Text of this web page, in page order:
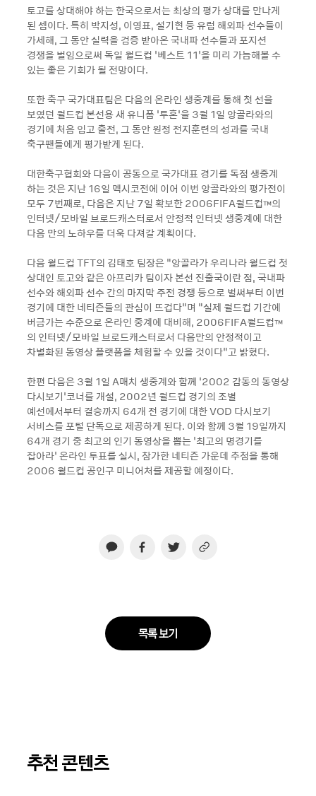
토고를 상대해야 하는 한국으로서는 최상의 평가 상대를 만나게
된 셈이다. 특히 박지성, 이영표, 설기현 등 유럽 해외파 선수들이
가세해, 그 동안 실력을 검증 받아온 국내파 선수들과 포지션
경쟁을 벌임으로써 독일 월드컵 ‘베스트 11’을 미리 가늠해볼 수
있는 좋은 기회가 될 전망이다.
또한 축구 국가대표팀은 다음의 온라인 생중계를 통해 첫 선을
보였던 월드컵 본선용 새 유니폼 ‘투혼’을 3월 1일 앙골라와의
경기에 처음 입고 출전, 그 동안 원정 전지훈련의 성과를 국내
축구팬들에게 평가받게 된다.
대한축구협회와 다음이 공동으로 국가대표 경기를 독점 생중계
하는 것은 지난 16일 멕시코전에 이어 이번 앙골라와의 평가전이
모두 7번째로, 다음은 지난 7일 확보한 2006FIFA월드컵™의
인터넷/모바일 브로드캐스터로서 안정적 인터넷 생중계에 대한
다음 만의 노하우를 더욱 다져갈 계획이다.
다음 월드컵 TFT의 김태호 팀장은 “앙골라가 우리나라 월드컵 첫
상대인 토고와 같은 아프리카 팀이자 본선 진출국이란 점, 국내파
선수와 해외파 선수 간의 마지막 주전 경쟁 등으로 벌써부터 이번
경기에 대한 네티즌들의 관심이 뜨겁다”며 “실제 월드컵 기간에
버금가는 수준으로 온라인 중계에 대비해, 2006FIFA월드컵™
의 인터넷/모바일 브로드캐스터로서 다음만의 안정적이고
차별화된 동영상 플랫폼을 체험할 수 있을 것이다”고 밝혔다.
한편 다음은 3월 1일 A매치 생중계와 함께 ‘2002 감동의 동영상
다시보기’코너를 개설, 2002년 월드컵 경기의 조별
예선에서부터 결승까지 64개 전 경기에 대한 VOD 다시보기
서비스를 포털 단독으로 제공하게 된다. 이와 함께 3월 19일까지
64개 경기 중 최고의 인기 동영상을 뽑는 ‘최고의 명경기를
잡아라’ 온라인 투표를 실시, 참가한 네티즌 가운데 추첨을 통해
2006 월드컵 공인구 미니어처를 제공할 예정이다.
목록 보기
추천 콘텐츠